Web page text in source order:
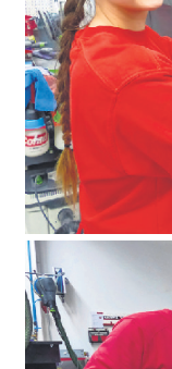
Sergej Spirov
Michael Käfer